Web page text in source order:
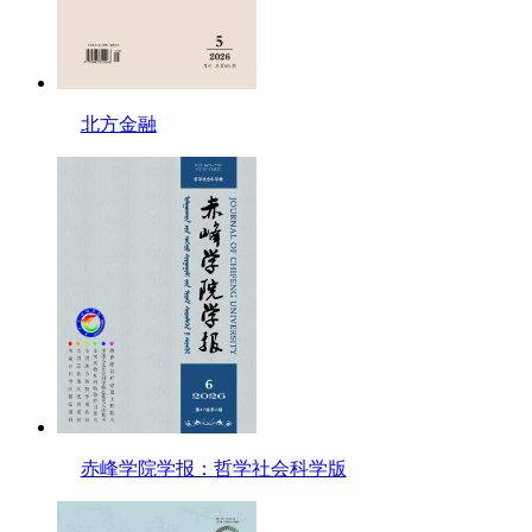
北方金融
赤峰学院学报：哲学社会科学版